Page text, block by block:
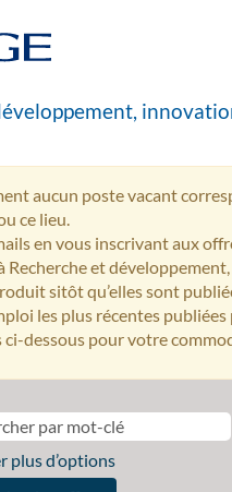
aucun poste vacant
ce lieu.
en vous inscrivant aux
Recherche et développement,
sitôt qu’elles sont
les plus récentes
ci-dessous pour votre
plus d’options